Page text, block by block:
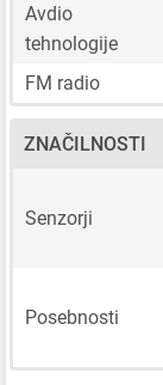
Avdio
tehnologije
FM radio
ZNAČILNOSTI
Senzorji
Posebnosti